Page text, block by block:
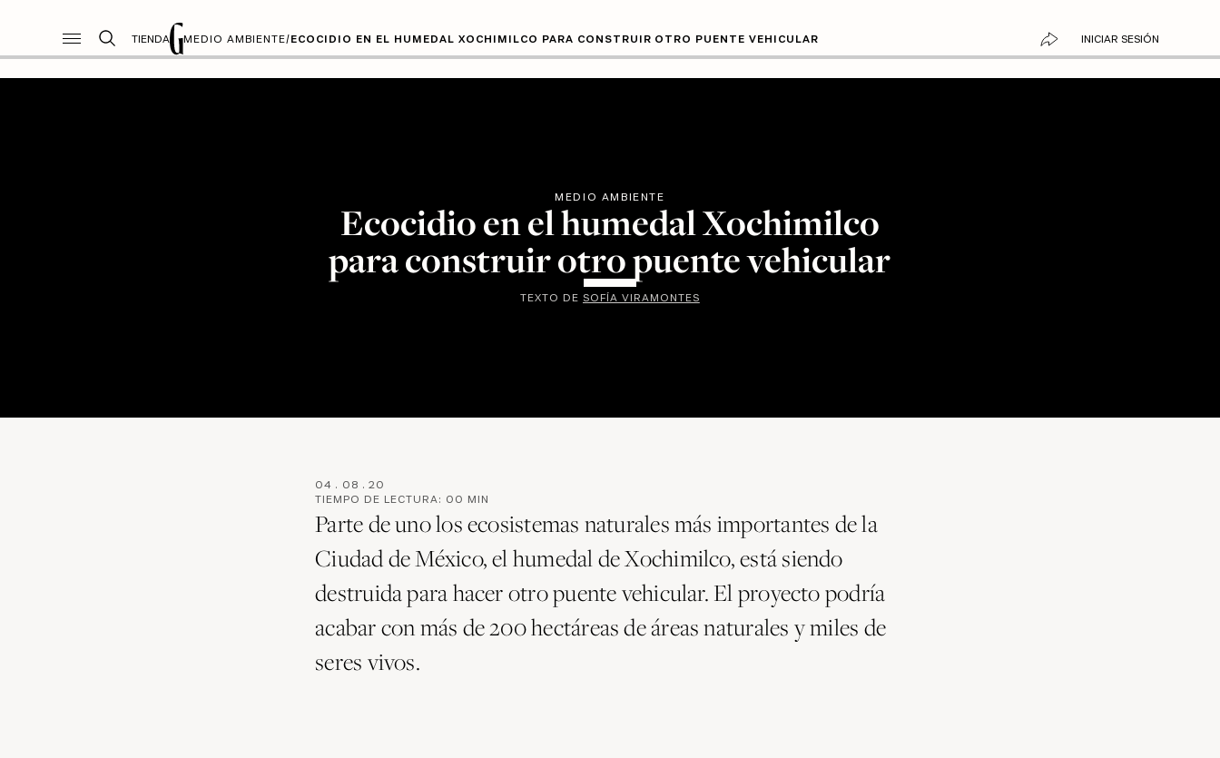
TIENDA MEDIO AMBIENTE/ECOCIDIO EN EL HUMEDAL XOCHIMILCO PARA CONSTRUIR OTRO PUENTE VEHICULAR INICIAR SESIÓN
MEDIO AMBIENTE
Ecocidio en el humedal Xochimilco
para construir otro puente vehicular
TEXTO DE SOFÍA VIRAMONTES
04 . 08 . 20
TIEMPO DE LECTURA: 00 MIN
Parte de uno los ecosistemas naturales más importantes de la
Ciudad de México, el humedal de Xochimilco, está siendo
destruida para hacer otro puente vehicular. El proyecto podría
acabar con más de 200 hectáreas de áreas naturales y miles de
seres vivos.